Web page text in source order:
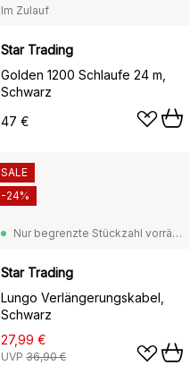
Im Zulauf
Star Trading
Golden 1200 Schlaufe 24 m,
Schwarz
47 €
Nur begrenzte Stückzahl vorrätig
Star Trading
Lungo Verlängerungskabel,
Schwarz
27,99 €
UVP 36,90 €
SALE
-24%